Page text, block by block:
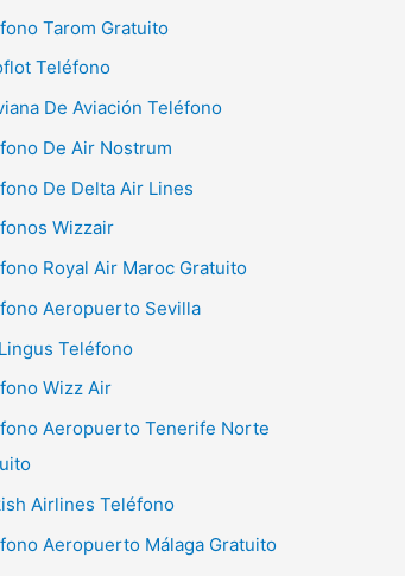
Tarom Gratuito
Teléfono
De Aviación Teléfono
De Air Nostrum
De Delta Air Lines
Wizzair
Royal Air Maroc Gratuito
Aeropuerto Sevilla
Teléfono
Wizz Air
Aeropuerto Tenerife Norte
Airlines Teléfono
Aeropuerto Málaga Gratuito